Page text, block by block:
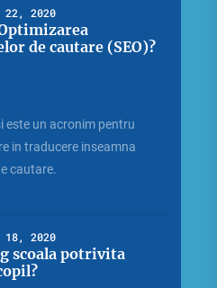
22, 2020
de cautare (SEO)?
este un acronim pentru
in traducere inseamna
cautare.
18, 2020
scoala potrivita